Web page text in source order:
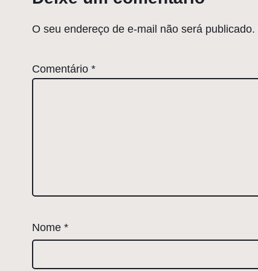
O seu endereço de e-mail não será publicado.
Comentário *
Nome *